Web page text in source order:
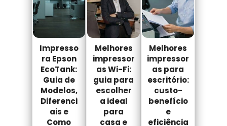
Impresso
ra Epson
EcoTank:
Guia de
Modelos,
Diferenci
ais e
Como
Melhores
impressor
as Wi-Fi:
guia para
escolher
a ideal
para
casa e
Melhores
impressor
as para
escritório:
custo-
benefício
e
eficiência